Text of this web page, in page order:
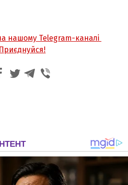
нашому Telegram-каналі
Приєднуйся!